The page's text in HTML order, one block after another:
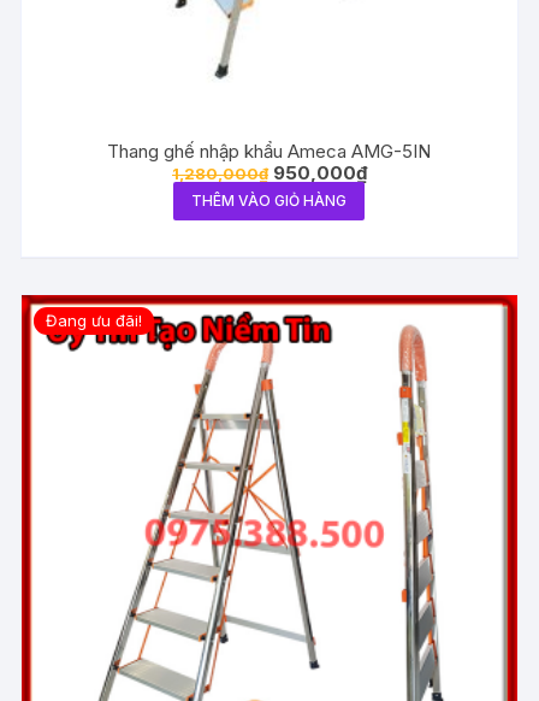
Thang ghế nhập khẩu Ameca AMG-5IN
1,280,000₫ 950,000₫
THÊM VÀO GIỎ HÀNG
Đang ưu đãi!